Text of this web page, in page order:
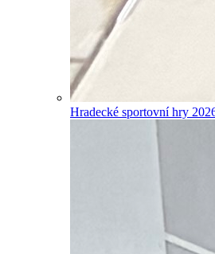
Hradecké sportovní hry